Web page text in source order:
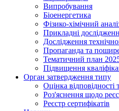
Випробування
Біоенергетика
Фізико-хімічний
Прикладні
Дослідження
Пропаганда та
Тематичний план
Підвищення
Орган затвердження типу
Оцінка
Роз'яснення щодо
Реєстр сертифікатів